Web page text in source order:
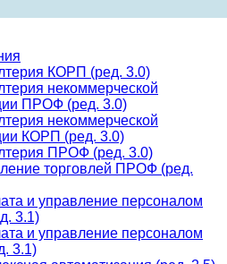
КОРП (ред. 3.0)
некоммерческой
ПРОФ (ред. 3.0)
некоммерческой
КОРП (ред. 3.0)
ПРОФ (ред. 3.0)
торговлей ПРОФ (ред.
и управление персоналом
3.1)
и управление персоналом
3.1)